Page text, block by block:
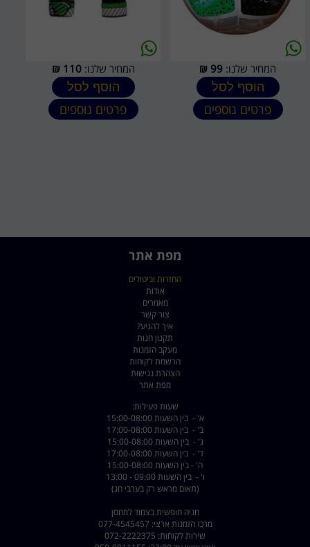
המחיר שלנו: 99
₪
הוסף לסל
פרטים נוספים
המחיר שלנו:110
₪
הוסף לסל
פרטים נוספים
מפת אתר
החזרות וביטולים
אודות
מאמרים
צור קשר
איך להגיע?
תקנון חנות
מעקב הזמנות
הרשמת לקוחות
הצהרת נגישות
מפת אתר
שעות פעילות:
א' - בין השעות 15:00-08:00
ב' - בין השעות 17:00-08:00
ג' - בין השעות 15:00-08:00
ד' - בין השעות 17:00-08:00
ה' - בין השעות 15:00-08:00
ו' - בין השעות 09:00 - 13:00
(תאום מראש רק בערבי חג)
חניה חופשית בצמוד למחסן
מרכז הזמנות ארצי: 077-4545457
שירות לקוחות: 072-2222375